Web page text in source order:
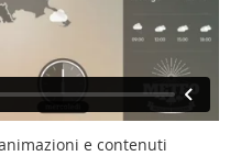
e contenuti